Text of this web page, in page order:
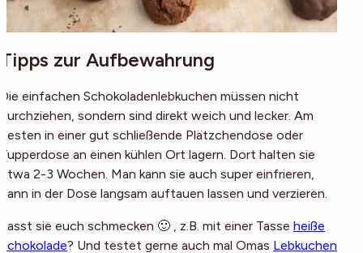
Tipps zur Aufbewahrung
Die einfachen Schokoladenlebkuchen müssen nicht
durchziehen, sondern sind direkt weich und lecker. Am
besten in einer gut schließende Plätzchendose oder
Tupperdose an einen kühlen Ort lagern. Dort halten sie
etwa 2-3 Wochen. Man kann sie auch super einfrieren,
dann in der Dose langsam auftauen lassen und verzieren.
Lasst sie euch schmecken 🙂 , z.B. mit einer Tasse heiße
Schokolade? Und testet gerne auch mal Omas Lebkuchen